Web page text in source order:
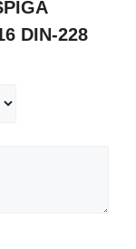
DIN-228